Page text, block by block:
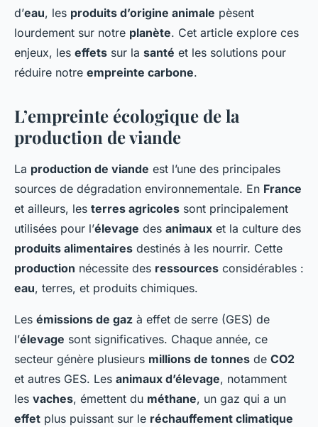
d’eau, les produits d’origine animale pèsent
lourdement sur notre planète. Cet article explore ces
enjeux, les effets sur la santé et les solutions pour
réduire notre empreinte carbone.
L’empreinte écologique de la
production de viande
La production de viande est l’une des principales
sources de dégradation environnementale. En France
et ailleurs, les terres agricoles sont principalement
utilisées pour l’élevage des animaux et la culture des
produits alimentaires destinés à les nourrir. Cette
production nécessite des ressources considérables :
eau, terres, et produits chimiques.
Les émissions de gaz à effet de serre (GES) de
l’élevage sont significatives. Chaque année, ce
secteur génère plusieurs millions de tonnes de CO2
et autres GES. Les animaux d’élevage, notamment
les vaches, émettent du méthane, un gaz qui a un
effet plus puissant sur le réchauffement climatique